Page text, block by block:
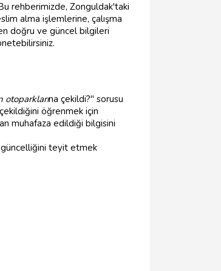
rehberimizde, Zonguldak'taki
alma işlemlerine, çalışma
en doğru ve güncel bilgileri
otoparklarına çekildi?" sorusu
öğrenmek için
muhafaza edildiği bilgisini
teyit etmek